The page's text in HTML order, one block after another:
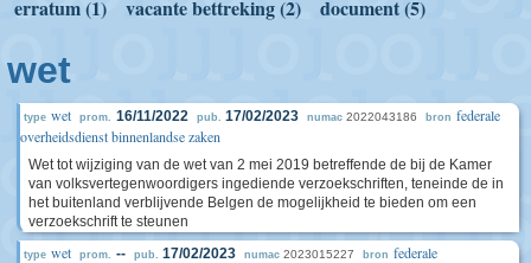
erratum (1)
vacante bettreking (2) document (5)
wet
type wet prom. 16/11/2022 pub. 17/02/2023 numac 2022043186 bron federale
overheidsdienst binnenlandse zaken
Wet tot wijziging van de wet van 2 mei 2019 betreffende de bij de Kamer
van volksvertegenwoordigers ingediende verzoekschriften, teneinde de in
het buitenland verblijvende Belgen de mogelijkheid te bieden om een
verzoekschrift te steunen
type wet prom. -- pub. 17/02/2023 numac 2023015227 bron federale